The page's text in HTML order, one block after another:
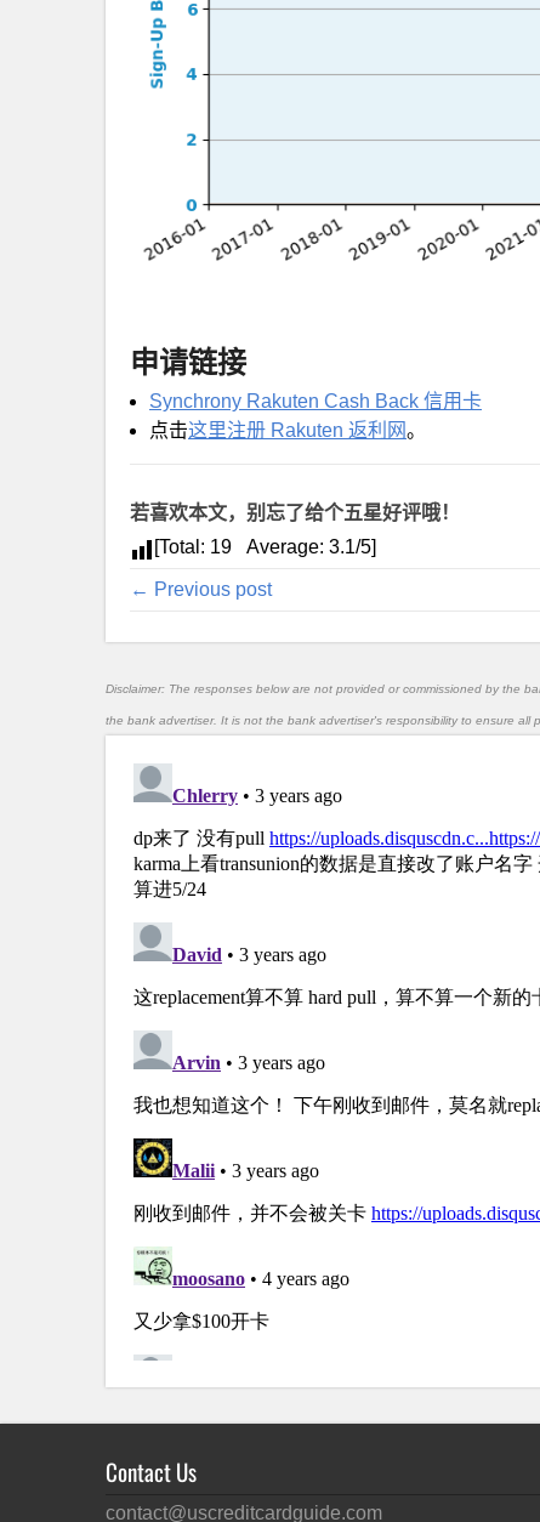
申请链接
Synchrony Rakuten Cash Back 信用卡
点击这里注册 Rakuten 返利网。
若喜欢本文，别忘了给个五星好评哦！
[Total: 19 Average: 3.1/5]
← Previous post
Disclaimer: The responses below are not provided or commissioned by the
the bank advertiser. It is not the bank advertiser's responsibility to ensure all
Contact Us
contact@uscreditcardguide.com